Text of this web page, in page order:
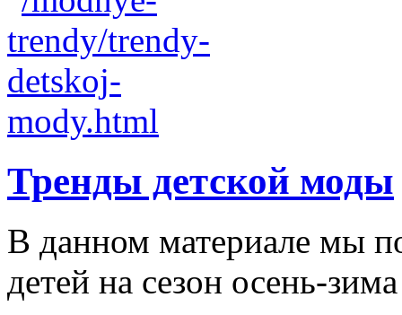
Тренды детской моды
В данном материале мы
детей на сезон осень-